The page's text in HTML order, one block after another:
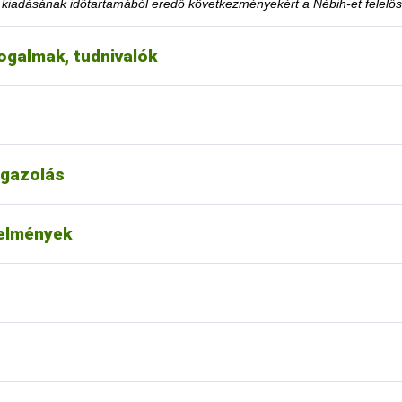
időtartamából eredő következményekért a Nébih-et
tudnivalók
le a honlapon közzétett jogsértések listájáról?
A tevékenység korlátozásra utaló határozati részt
esetén fordulhatok-e a hatósághoz méltányossági